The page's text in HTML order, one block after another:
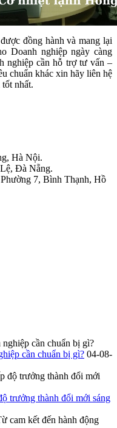
đồng hành và mang lại
Doanh nghiệp ngày càng
nghiệp cần hỗ trợ tư vấn –
chuẩn khác xin hãy liên hệ
nhất.
Hà Nội.
Đà Nẵng.
7, Bình Thạnh, Hồ
cần chuẩn bị gì? 04-08-
trưởng thành đổi mới sáng